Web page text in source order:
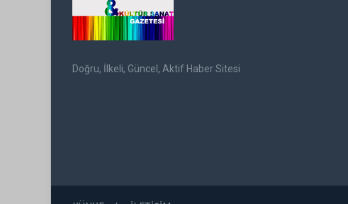
Doğru, İlkeli, Güncel, Aktif Haber Sitesi